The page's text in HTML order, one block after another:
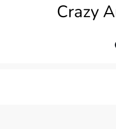
Crazy